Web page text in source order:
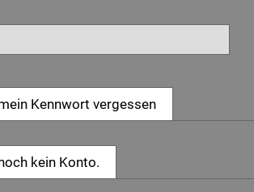
Kennwort vergessen
kein Konto.